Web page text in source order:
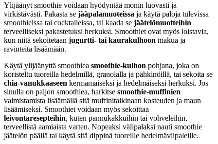
Ylijäänyt smoothie voidaan hyödyntää monin luovasti ja
virkistävästi. Pakasta se jääpalamuoteissa ja käytä paloja tulevissa
smoothieissa tai cocktaileissa, tai kaada se jäätelömuotteihin
terveelliseksi pakastetuksi herkuksi. Smoothiet ovat myös loistavia,
kun niitä sekoitetaan jugurtti- tai kaurakulhoon makua ja
ravinteita lisäämään.
Käytä ylijäänyttä smoothiea smoothie-kulhon pohjana, joka on
koristeltu tuoreilla hedelmillä, granolalla ja pähkinöillä, tai sekoita se
chia-vanukkaaseen kermamaiseksi ja hedelmäiseksi herkuksi. Jos
sinulla on paljon smoothiea, harkitse smoothie-muffinien
valmistamista lisäämällä sitä muffinitaikinaan kosteuden ja maun
lisäämiseksi. Smoothiet voidaan myös sekoittaa
leivontaresepteihin, kuten pannukakkuihin tai vohveleihin,
terveellistä aamiaista varten. Nopeaksi välipalaksi nauti smoothie
jäätelön päällä tai käytä sitä dippinä tuoreille hedelmäviipaleille.